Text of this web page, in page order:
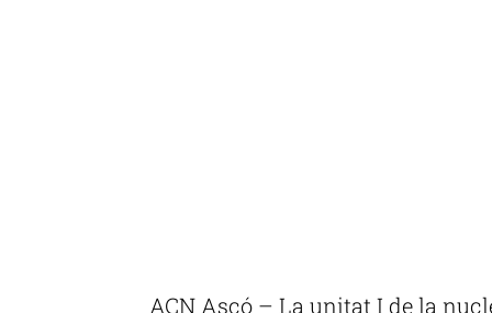
ACN Ascó – La unitat I de la